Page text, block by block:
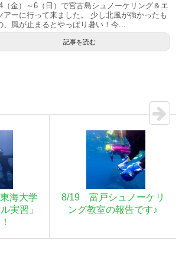
（金）～6（日）で宮古島シュノーケリング＆エ
アーに行って来ました。 少し北風が強かったも
、風が止まるとやっぱり暑い！今...
記事を読む
海大学
実習」
8/19 富戸シュノーケリ
ング教室の報告です♪